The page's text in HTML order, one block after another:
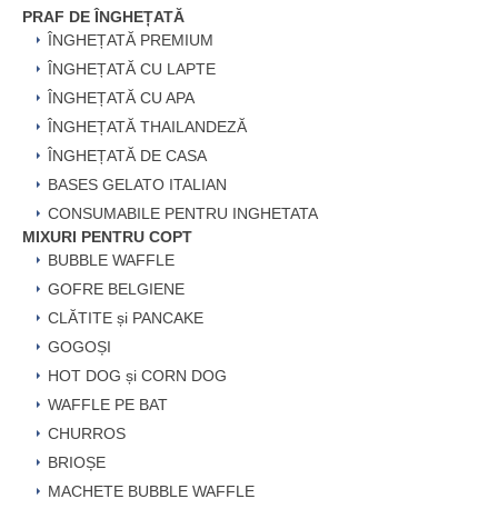
PRAF DE ÎNGHEȚATĂ
ÎNGHEȚATĂ PREMIUM
ÎNGHEȚATĂ CU LAPTE
ÎNGHEȚATĂ CU APA
ÎNGHEȚATĂ THAILANDEZĂ
ÎNGHEȚATĂ DE CASA
BASES GELATO ITALIAN
CONSUMABILE PENTRU INGHETATA
MIXURI PENTRU COPT
BUBBLE WAFFLE
GOFRE BELGIENE
CLĂTITE și PANCAKE
GOGOȘI
HOT DOG și CORN DOG
WAFFLE PE BAT
CHURROS
BRIOȘE
MACHETE BUBBLE WAFFLE